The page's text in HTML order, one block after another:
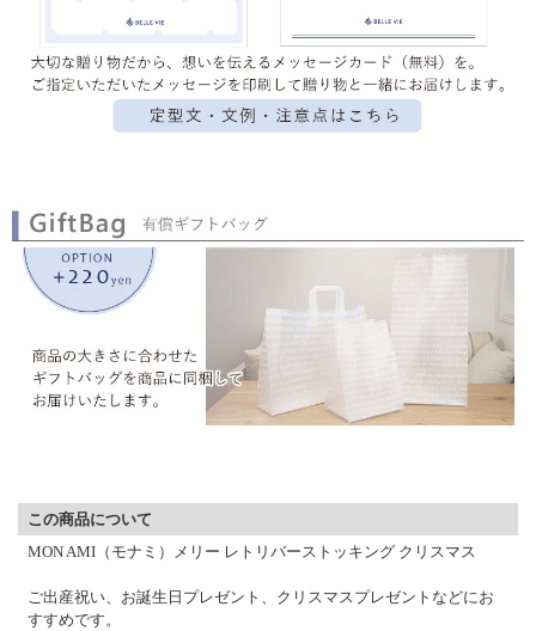
この商品について
MON AMI（モナミ）メリー レトリバーストッキング クリスマス
ご出産祝い、お誕生日プレゼント、クリスマスプレゼントなどにお
すすめです。